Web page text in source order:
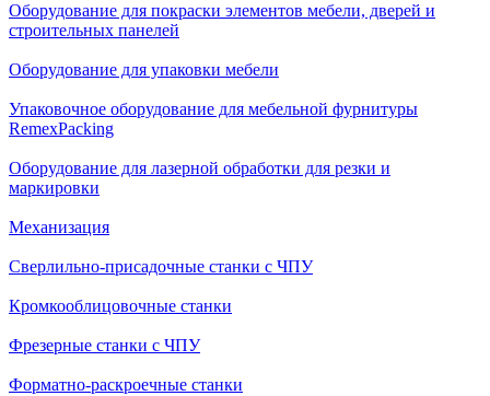
Оборудование для покраски элементов мебели, дверей и
строительных панелей
Оборудование для упаковки мебели
Упаковочное оборудование для мебельной фурнитуры
RemexPacking
Оборудование для лазерной обработки для резки и
маркировки
Механизация
Сверлильно-присадочные станки с ЧПУ
Кромкооблицовочные cтанки
Фрезерные станки с ЧПУ
Форматно-раскроечные станки